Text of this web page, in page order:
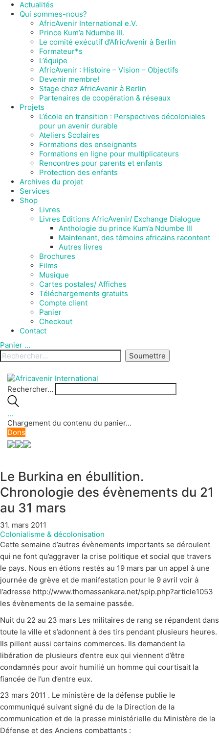
Actualités
Qui sommes-nous?
AfricAvenir International e.V.
Prince Kum’a Ndumbe III.
Le comité exécutif d’AfricAvenir à Berlin
Formateur*s
L’équipe
AfricAvenir : Histoire – Vision – Objectifs
Devenir membre!
Stage chez AfricAvenir à Berlin
Partenaires de coopération & réseaux
Projets
L’école en transition : Perspectives décoloniales
pour un avenir durable
Ateliers Scolaires
Formations des enseignants
Formations en ligne pour multiplicateurs
Rencontres pour parents et enfants
Protection des enfants
Archives du projet
Services
Shop
Livres
Livres Editions AfricAvenir/ Exchange Dialogue
Anthologie du prince Kum’a Ndumbe III
Maintenant, des témoins africains racontent
Autres livres
Brochures
Films
Musique
Cartes postales/ Affiches
Téléchargements gratuits
Compte client
Panier
Checkout
Contact
Panier …
Rechercher…
…
Chargement du contenu du panier…
Dons
Le Burkina en ébullition.
Chronologie des évènements du 21
au 31 mars
31. mars 2011
Colonialisme & décolonisation
Cette semaine d’autres évènements importants se déroulent
qui ne font qu’aggraver la crise politique et social que travers
le pays. Nous en étions restés au 19 mars par un appel à une
journée de grève et de manifestation pour le 9 avril voir à
l’adresse http://www.thomassankara.net/spip.php?article1053
les évènements de la semaine passée.
Nuit du 22 au 23 mars Les militaires de rang se répandent dans
toute la ville et s’adonnent à des tirs pendant plusieurs heures.
Ils pillent aussi certains commerces. Ils demandent la
libération de plusieurs d’entre eux qui viennent d’être
condamnés pour avoir humilié un homme qui courtisait la
fiancée de l’un d’entre eux.
23 mars 2011 . Le ministère de la défense publie le
communiqué suivant signé du de la Direction de la
communication et de la presse ministérielle du Ministère de la
Défense et des Anciens combattants :